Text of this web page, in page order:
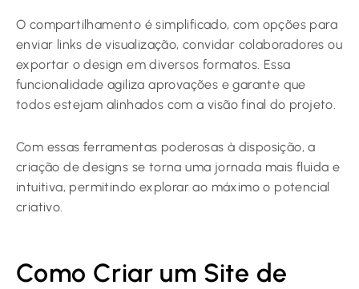
O compartilhamento é simplificado, com opções para
enviar links de visualização, convidar colaboradores ou
exportar o design em diversos formatos. Essa
funcionalidade agiliza aprovações e garante que
todos estejam alinhados com a visão final do projeto.
Com essas ferramentas poderosas à disposição, a
criação de designs se torna uma jornada mais fluida e
intuitiva, permitindo explorar ao máximo o potencial
criativo.
Como Criar um Site de